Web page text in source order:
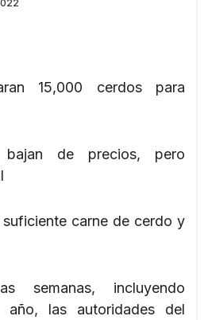
15,000 cerdos para
bajan de precios, pero
suficiente carne de cerdo y
semanas, incluyendo
las autoridades del